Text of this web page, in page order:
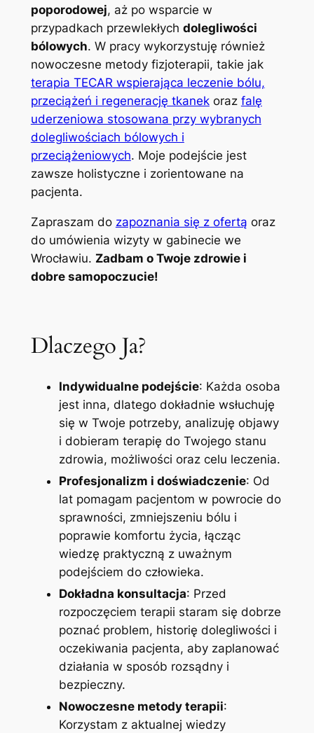
poporodowej, aż po wsparcie w
przypadkach przewlekłych dolegliwości
bólowych. W pracy wykorzystuję również
nowoczesne metody fizjoterapii, takie jak
terapia TECAR wspierająca leczenie bólu,
przeciążeń i regenerację tkanekoraz falę
uderzeniowa stosowana przy wybranych
dolegliwościach bólowych i
przeciążeniowych. Moje podejście jest
zawsze holistyczne i zorientowane na
pacjenta.
Zapraszam do zapoznania się z ofertą oraz
do umówienia wizyty w gabinecie we
Wrocławiu. Zadbam o Twoje zdrowie i
dobre samopoczucie!
Dlaczego Ja?
Indywidualne podejście: Każda osoba
jest inna, dlatego dokładnie wsłuchuję
się w Twoje potrzeby, analizuję objawy
i dobieram terapię do Twojego stanu
zdrowia, możliwości oraz celu leczenia.
Profesjonalizm i doświadczenie: Od
lat pomagam pacjentom w powrocie do
sprawności, zmniejszeniu bólu i
poprawie komfortu życia, łącząc
wiedzę praktyczną z uważnym
podejściem do człowieka.
Dokładna konsultacja: Przed
rozpoczęciem terapii staram się dobrze
poznać problem, historię dolegliwości i
oczekiwania pacjenta, aby zaplanować
działania w sposób rozsądny i
bezpieczny.
Nowoczesne metody terapii:
Korzystam z aktualnej wiedzy